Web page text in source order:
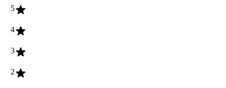
5
4
3
2